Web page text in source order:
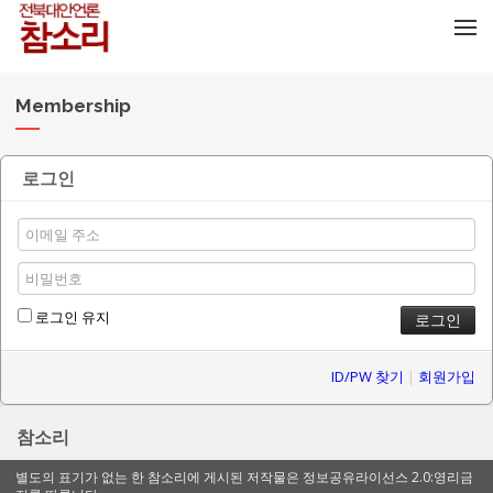
Membership
로그인
로그인 유지
ID/PW 찾기 | 회원가입
참소리
별도의 표기가 없는 한 참소리에 게시된 저작물은 정보공유라이선스 2.0:영리금